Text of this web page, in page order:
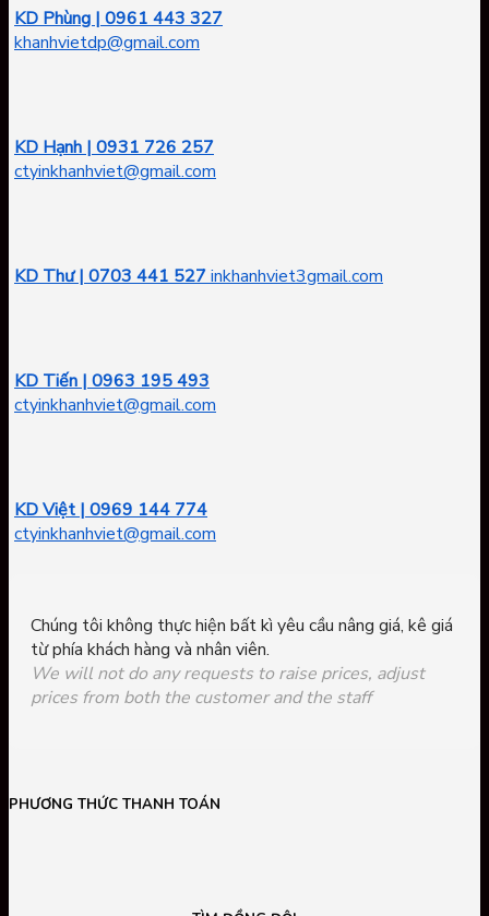
KD Phùng | 0961 443 327
khanhvietdp@gmail.com
KD Hạnh | 0931 726 257
ctyinkhanhviet@gmail.com
KD Thư | 0703 441 527inkhanhviet3gmail.com
KD Tiến | 0963 195 493
ctyinkhanhviet@gmail.com
KD Việt | 0969 144 774
ctyinkhanhviet@gmail.com
Chúng tôi không thực hiện bất kì yêu cầu nâng giá, kê giá
từ phía khách hàng và nhân viên.
We will not do any requests to raise prices, adjust
prices from both the customer and the staff
PHƯƠNG THỨC THANH TOÁN